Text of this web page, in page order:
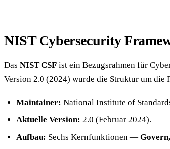
NIST Cybersecurity
Das NIST CSF ist ein Bezugsrahmen für
Version 2.0 (2024) wurde die Struktur um die
Maintainer: National Institute of
Aktuelle Version: 2.0 (Februar 2024).
Aufbau: Sechs Kernfunktionen —